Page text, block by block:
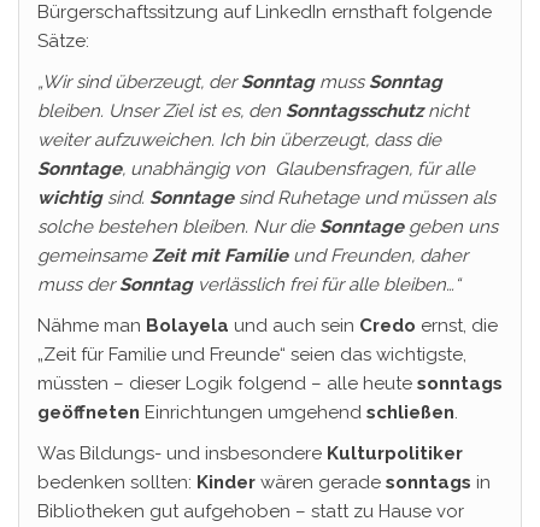
Bürgerschaftssitzung auf LinkedIn ernsthaft folgende
Sätze:
„Wir sind überzeugt, derSonntagmuss Sonntag
bleiben. Unser Ziel ist es, den Sonntagsschutznicht
weiter aufzuweichen. Ich bin überzeugt, dass die
Sonntage, unabhängig von Glaubensfragen, für alle
wichtigsind. Sonntagesind Ruhetage und müssen als
solche bestehen bleiben. Nur die Sonntagegeben uns
gemeinsameZeit mit Familie und Freunden, daher
muss derSonntagverlässlich frei für alle bleiben…“
Nähme man Bolayela und auch sein Credo ernst, die
„Zeit für Familie und Freunde“ seien das wichtigste,
müssten – dieser Logik folgend – alle heute sonntags
geöffneten Einrichtungen umgehend schließen.
Was Bildungs- und insbesondere Kulturpolitiker
bedenken sollten: Kinder wären gerade sonntags in
Bibliotheken gut aufgehoben – statt zu Hause vor